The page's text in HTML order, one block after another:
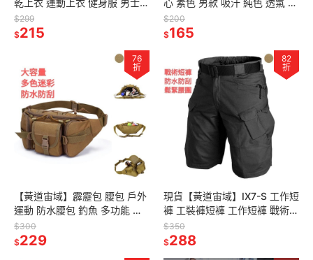
乾上衣 運動上衣 健身服 男士
籃球 訓練 跑步 運動 長袖 男 T
恤 男裝
$299
$215
心 素色 男款 吸汗 純色 透氣 無
痕 230公克 精梳棉 運動 休閒
坎肩 背心 男裝
$200
$165
76
折
【黃道宙域】霹靂包 腰包 戶外
運動 防水腰包 釣魚 多功能 胸
包 運動腰包 戰術包 軍用包 防
水 遠足釣魚 狩獵包 戶外
$300
$229
82
折
現貨【黃道宙域】IX7-S 工作短
褲 工裝褲短褲 工作短褲 戰術褲
耐磨工作褲 防水工作褲 男生工
作褲 側口袋 多口袋
$350
$288